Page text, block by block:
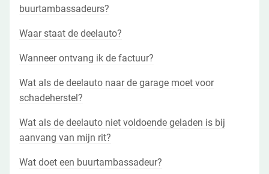
buurtambassadeurs?
Waar staat de deelauto?
Wanneer ontvang ik de factuur?
Wat als de deelauto naar de garage moet voor
schadeherstel?
Wat als de deelauto niet voldoende geladen is bij
aanvang van mijn rit?
Wat doet een buurtambassadeur?